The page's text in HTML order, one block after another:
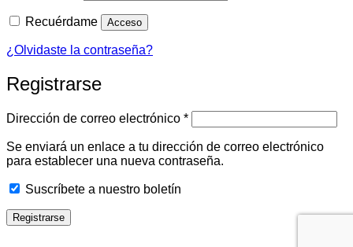
Recuérdame Acceso
¿Olvidaste la contraseña?
Registrarse
Dirección de correo electrónico *Obligatorio
Se enviará un enlace a tu dirección de correo electrónico
para establecer una nueva contraseña.
Suscríbete a nuestro boletín
Registrarse